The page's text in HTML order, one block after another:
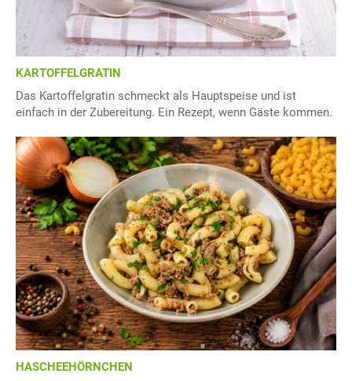
KARTOFFELGRATIN
Das Kartoffelgratin schmeckt als Hauptspeise und ist
einfach in der Zubereitung. Ein Rezept, wenn Gäste kommen.
HASCHEEHÖRNCHEN